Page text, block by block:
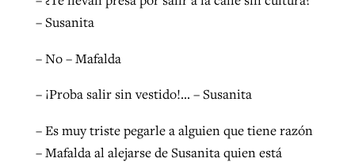
– Susanita
– No – Mafalda
– ¡Proba salir sin vestido!… – Susanita
– Es muy triste pegarle a alguien que tiene razón
– Mafalda al alejarse de Susanita quien está
CP giving ahead of budget in July